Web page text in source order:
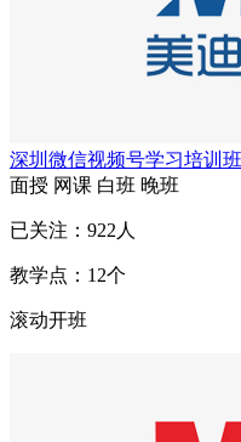
深圳微信视频号学习培训班
面授 网课 白班 晚班
已关注： 922 人
教学点： 12个
滚动开班